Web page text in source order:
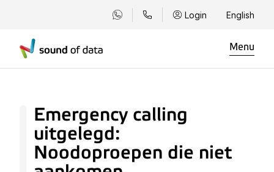
Login English
Menu
Emergency calling
uitgelegd:
Noodoproepen die niet